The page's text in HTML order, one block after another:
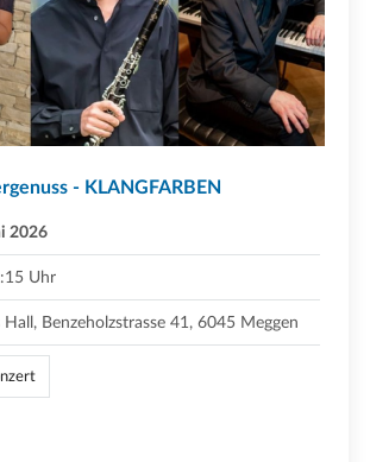
- KLANGFARBEN
2026
Uhr
Hall, Benzeholzstrasse 41, 6045 Meggen